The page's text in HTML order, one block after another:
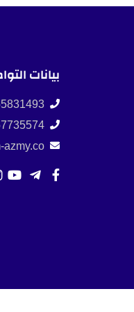
بيانات
azmy.co